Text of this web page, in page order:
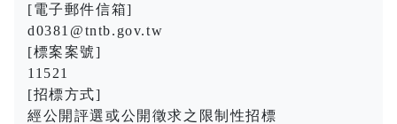
[電子郵件信箱]
d0381@tntb.gov.tw
[標案案號]
11521
[招標方式]
經公開評選或公開徵求之限制性招標